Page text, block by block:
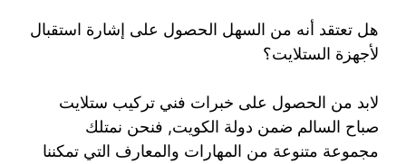
هل تعتقد أنه من السهل الحصول على إشارة استقبال
لأجهزة الستلايت؟
لابد من الحصول على خبرات فني تركيب ستلايت
صباح السالم ضمن دولة الكويت, فنحن نمتلك
مجموعة متنوعة من المهارات والمعارف التي تمكننا